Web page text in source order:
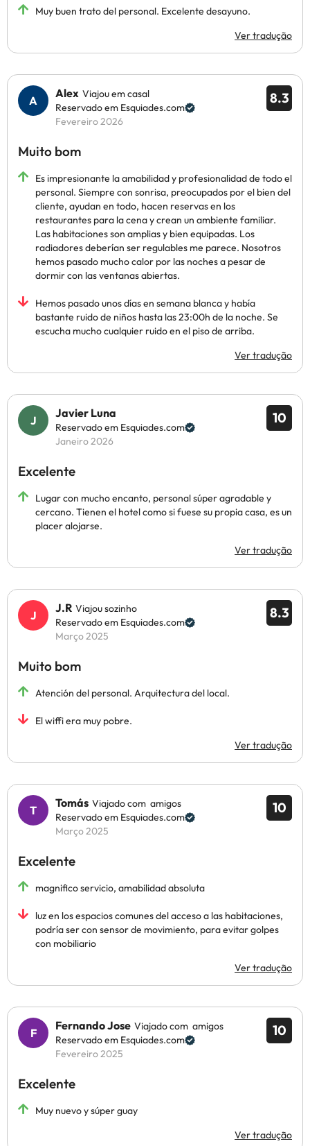
Muy buen trato del personal. Excelente desayuno.
Ver tradução
8.3
Alex Viajou em casal
Reservado em Esquiades.com
Fevereiro 2026
Muito bom
Es impresionante la amabilidad y profesionalidad de todo el
personal. Siempre con sonrisa, preocupados por el bien del
cliente, ayudan en todo, hacen reservas en los
restaurantes para la cena y crean un ambiente familiar.
Las habitaciones son amplias y bien equipadas. Los
radiadores deberían ser regulables me parece. Nosotros
hemos pasado mucho calor por las noches a pesar de
dormir con las ventanas abiertas.
Hemos pasado unos días en semana blanca y había
bastante ruido de niños hasta las 23:00h de la noche. Se
escucha mucho cualquier ruido en el piso de arriba.
Ver tradução
10
Javier Luna
Reservado em Esquiades.com
Janeiro 2026
Excelente
Lugar con mucho encanto, personal súper agradable y
cercano. Tienen el hotel como si fuese su propia casa, es un
placer alojarse.
Ver tradução
8.3
J.R Viajou sozinho
Reservado em Esquiades.com
Março 2025
Muito bom
Atención del personal. Arquitectura del local.
El wiffi era muy pobre.
Ver tradução
10
Tomás Viajado com amigos
Reservado em Esquiades.com
Março 2025
Excelente
magnifico servicio, amabilidad absoluta
luz en los espacios comunes del acceso a las habitaciones,
podría ser con sensor de movimiento, para evitar golpes
con mobiliario
Ver tradução
10
Fernando Jose Viajado com amigos
Reservado em Esquiades.com
Fevereiro 2025
Excelente
Muy nuevo y súper guay
Ver tradução